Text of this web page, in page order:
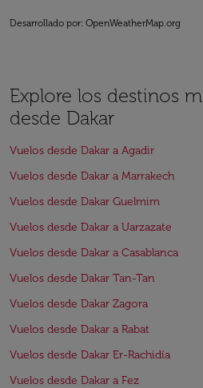
Desarrollado por: OpenWeatherMap.org
Explore los destinos
desde Dakar
Vuelos desde Dakar a Agadir
Vuelos desde Dakar a Marrakech
Vuelos desde Dakar Guelmim
Vuelos desde Dakar a Uarzazate
Vuelos desde Dakar a Casablanca
Vuelos desde Dakar Tan-Tan
Vuelos desde Dakar Zagora
Vuelos desde Dakar a Rabat
Vuelos desde Dakar Er-Rachidía
Vuelos desde Dakar a Fez